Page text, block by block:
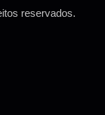
reservados.